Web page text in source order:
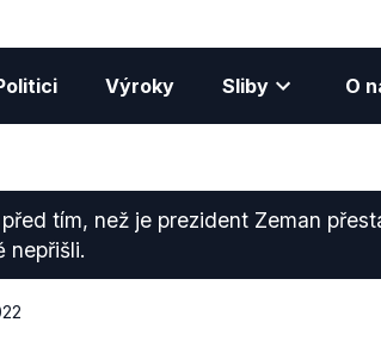
Výroky Sliby O
tím, než je prezident Zeman
nepřišli.